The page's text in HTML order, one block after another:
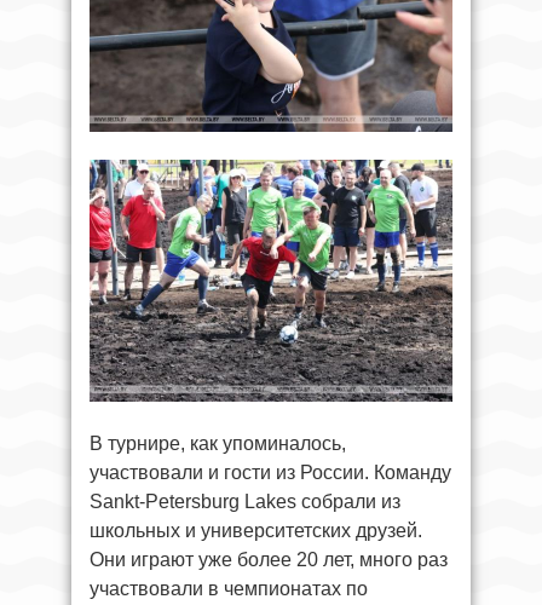
В турнире, как упоминалось,
участвовали и гости из России. Команду
Sankt-Petersburg Lakes собрали из
школьных и университетских друзей.
Они играют уже более 20 лет, много раз
участвовали в чемпионатах по